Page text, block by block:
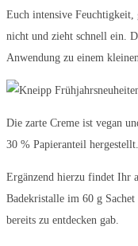
Euch intensive Feuchtigkeit,
nicht und zieht schnell ein.
Anwendung zu einem
Die zarte Creme ist vegan
30 % Papieranteil hergestellt.
Ergänzend hierzu findet Ihr
Badekristalle im 60 g
bereits zu entdecken gab.